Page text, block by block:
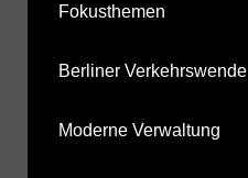
Fokusthemen
Berliner Verkehrswende
Moderne Verwaltung